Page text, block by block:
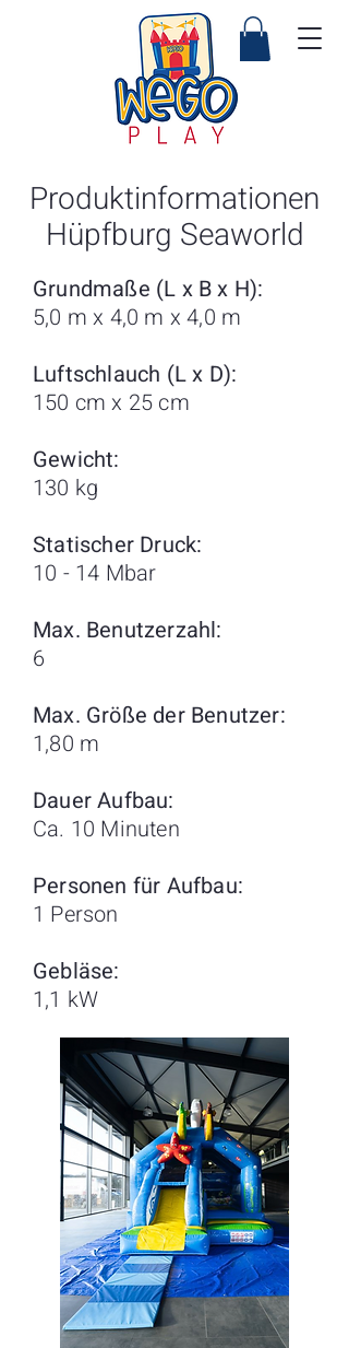
Produktinformationen
Hüpfburg Seaworld
Grundmaße (L x B x H):
5,0 m x 4,0 m x 4,0 m
Luftschlauch (L x D):
150 cm x 25 cm
Gewicht:
130 kg
Statischer Druck:
10 - 14 Mbar
Max. Benutzerzahl:
6
Max. Größe der Benutzer:
1,80 m
Dauer Aufbau:
Ca. 10 Minuten
Personen für Aufbau:
1 Person
Gebläse:
1,1 kW